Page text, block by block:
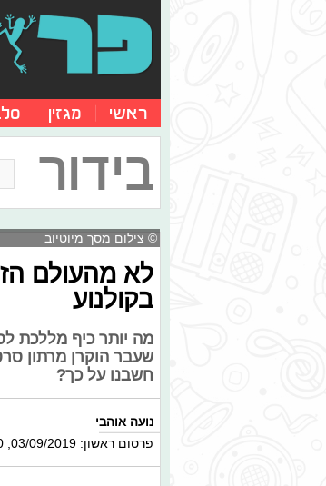
ראשי מגזין
בידור
© צילום מסך מיוטיוב
לא מהעולם
בקולנוע
מה יותר כיף מללכת
שעבר הוקרן מרתון
חשבנו על כך?
נועה אוהבי
פרסום ראשון: 03/09/2019, 15:30